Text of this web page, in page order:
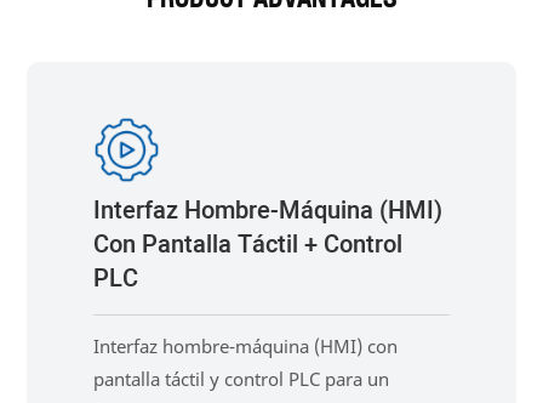
Interfaz Hombre-Máquina (HMI)
Con Pantalla Táctil + Control
PLC
Interfaz hombre-máquina (HMI) con
pantalla táctil y control PLC para un